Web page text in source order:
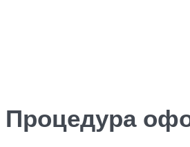
Процедура